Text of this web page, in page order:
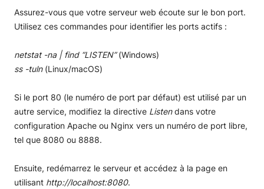
Assurez-vous que votre serveur web écoute sur le bon port.
Utilisez ces commandes pour identifier les ports actifs :
netstat -na | find “LISTEN”(Windows)
ss -tuln(Linux/macOS)
Si le port 80 (le numéro de port par défaut) est utilisé par un
autre service, modifiez la directive Listendans votre
configuration Apache ou Nginx vers un numéro de port libre,
tel que 8080 ou 8888.
Ensuite, redémarrez le serveur et accédez à la page en
utilisant http://localhost:8080.